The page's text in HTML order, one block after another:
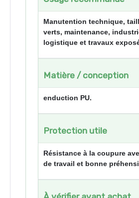
Manutention technique,
verts, maintenance,
logistique et travaux
Matière / conception
enduction PU.
Protection utile
Résistance à la coupure
de travail et bonne